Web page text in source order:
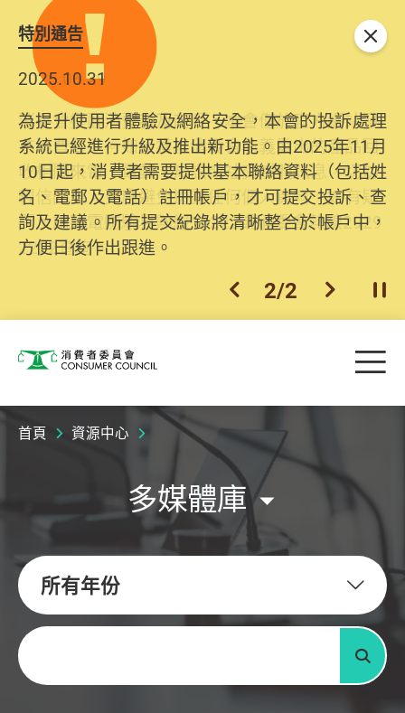
特別通告
2025.10.31
為提升使用者體驗及網絡安全，本會的投訴處理
系統已經進行升級及推出新功能。由2025年11月
10日起，消費者需要提供基本聯絡資料（包括姓
名、電郵及電話）註冊帳戶，才可提交投訴、查
詢及建議。所有提交紀錄將清晰整合於帳戶中，
方便日後作出跟進。
上一個
2/2 下一個開
關閉
消費者委員會 目
首頁 資源中心
多媒體庫
所有年份
關鍵字
搜尋